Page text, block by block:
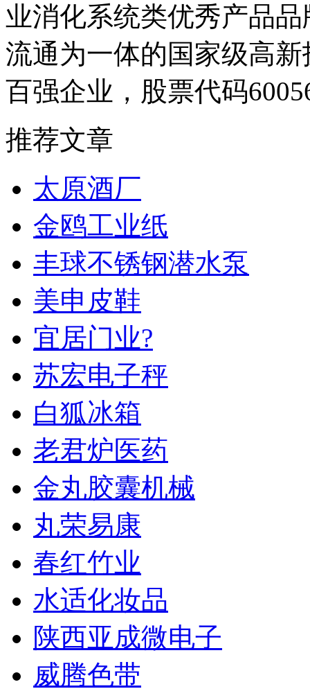
业消化系统类优秀产品
流通为一体的国家级高
百强企业，股票代码
推荐文章
太原酒厂
金鸥工业纸
丰球不锈钢潜水泵
美申皮鞋
宜居门业?
苏宏电子秤
白狐冰箱
老君炉医药
金丸胶囊机械
丸荣易康
春红竹业
水适化妆品
陕西亚成微电子
威腾色带